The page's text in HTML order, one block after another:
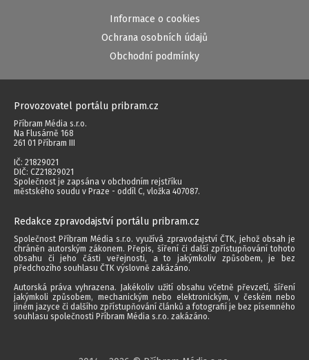
Informace o cookies
Ochrana osobních údajů
Obchodní podmínky
Provozovatel portálu pribram.cz
Příbram Média s.r.o.
Na Flusárně 168
261 01 Příbram III
IČ: 21829021
DIČ: CZ21829021
Společnost je zapsána v obchodním rejstříku
městského soudu v Praze - oddíl C, vložka 407087.
Redakce zpravodajství portálu pribram.cz
Společnost Příbram Média s.r.o. využívá zpravodajství ČTK, jehož obsah je
chráněn autorským zákonem. Přepis, šíření či další zpřístupňování tohoto
obsahu či jeho části veřejnosti, a to jakýmkoliv způsobem, je bez
předchozího souhlasu ČTK výslovně zakázáno.
Autorská práva vyhrazena. Jakékoliv užití obsahu včetně převzetí, šíření
jakýmkoli způsobem, mechanickým nebo elektronickým, v českém nebo
jiném jazyce či dalšího zpřístupňování článků a fotografií je bez písemného
souhlasu společnosti Příbram Média s.r.o. zakázáno.